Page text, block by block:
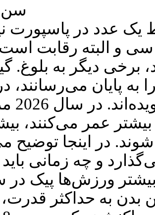
سن
عدد در پاسپورت
و البته رقابت
برخی دیگر به بلوغ.
را به پایان می‌رسانند،
عمر می‌کنند،
در اینجا توضیح
و چه زمانی باید
بدن به حداکثر